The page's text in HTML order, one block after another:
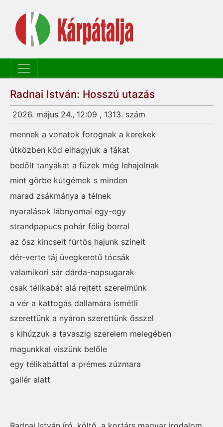
Radnai István: Hosszú utazás
2026. május 24., 12:09 , 1313. szám
mennek a vonatok forognak a kerekek
útközben köd elhagyjuk a fákat
bedőlt tanyákat a füzek még lehajolnak
mint görbe kútgémek s minden
marad zsákmánya a télnek
nyaralások lábnyomai egy-egy
strandpapucs pohár félig borral
az ősz kincseit fürtös hajunk színeit
dér-verte táj üvegkeretű tócsák
valamikori sár dárda-napsugarak
csak télikabát alá rejtett szerelmünk
a vér a kattogás dallamára ismétli
szerettünk a nyáron szerettünk ősszel
s kihúzzuk a tavaszig szerelem melegében
magunkkal viszünk belőle
egy télikabáttal a prémes zúzmara
gallér alatt